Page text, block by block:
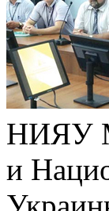
НИЯУ
и